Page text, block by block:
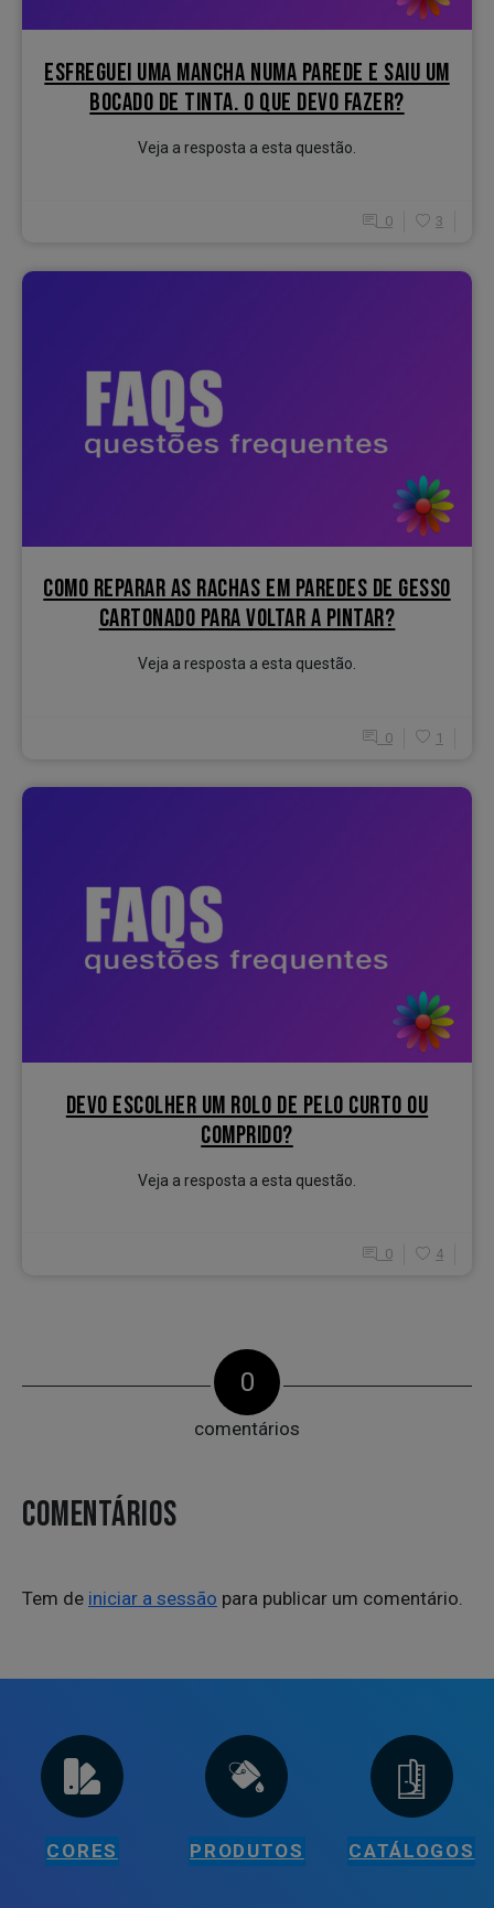
ESFREGUEI UMA MANCHA NUMA PAREDE E SAIU UM
BOCADO DE TINTA. O QUE DEVO FAZER?
Veja a resposta a esta questão.
0 3
COMO REPARAR AS RACHAS EM PAREDES DE GESSO
CARTONADO PARA VOLTAR A PINTAR?
Veja a resposta a esta questão.
0 1
DEVO ESCOLHER UM ROLO DE PELO CURTO OU
COMPRIDO?
Veja a resposta a esta questão.
0 4
0
comentários
COMENTÁRIOS
Tem de iniciar a sessão para publicar um comentário.
CORES PRODUTOS CATÁLOGOS